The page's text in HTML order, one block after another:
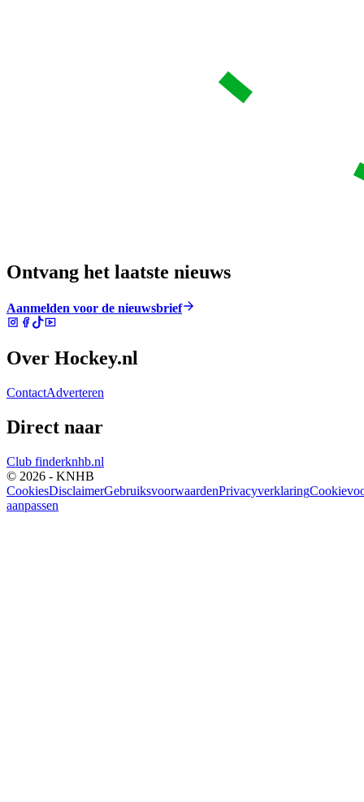
Ontvang het laatste nieuws
Aanmelden voor de nieuwsbrief
Over Hockey.nl
ContactAdverteren
Direct naar
Club finderknhb.nl
© 2026 - KNHB
CookiesDisclaimerGebruiksvoorwaardenPrivacyverklaring
aanpassen